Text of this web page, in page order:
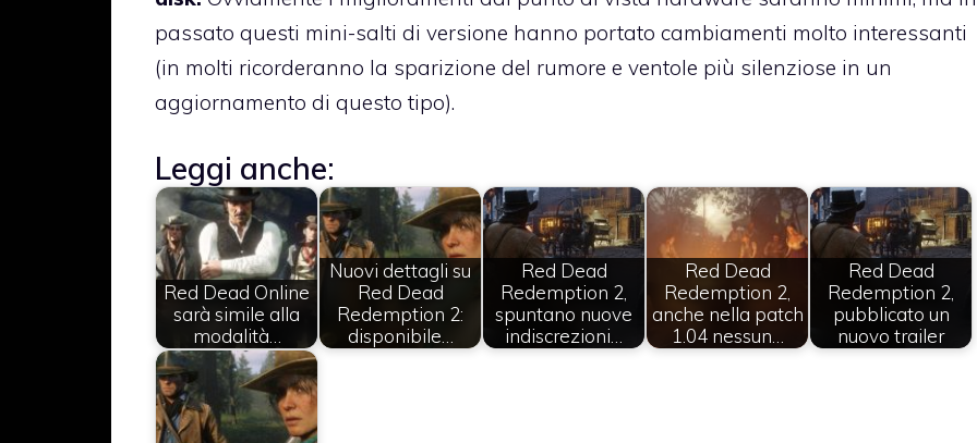
passato questi mini-salti di versione hanno portato cambiamenti molto interessanti
(in molti ricorderanno la sparizione del rumore e ventole più silenziose in un
aggiornamento di questo tipo).
Leggi anche:
Red Dead Online
sarà simile alla
modalità…
Nuovi dettagli su
Red Dead
Redemption 2:
disponibile…
Red Dead
Redemption 2,
spuntano nuove
indiscrezioni…
Red Dead
Redemption 2,
anche nella patch
1.04 nessun…
Red Dead
Redemption 2,
pubblicato un
nuovo trailer